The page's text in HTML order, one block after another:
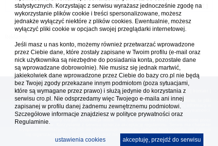
Usuń ciasteczka• Strefa czasowa: UTC + 1 (Polska - czas zimowy) [ DST
[reklama ] [
Platforma cro.pl© Chorwacja online™ wykorzystuje cookies do prawidłowego działania, te pliki
gromadzą na Twoim komputerze dane ułatwiające korzystanie z serwisu; więcej informacji w
Redakcja platformy cro.pl© Chorwacja online™ nie odpowiada za treści zamieszczone przez
użytkowników. Korzystanie z serwisu oznacza akceptację regulaminu. Serwis ma charakter
się organizacją imprez turystycznych oraz nie odpowiada za treść zamieszczonych reklam.
statystycznych. Korzystając z serwisu wyrażasz jednocześnie zgodę na
wykorzystanie plików cookie i treści spersonalizowane, możesz
jednakże wyłączyć niektóre z plików cookies. Ewentualnie, możesz
wyłączyć pliki cookie w opcjach swojej przeglądarki internetowej.
Jeśli masz u nas konto, możemy również przetwarzać wprowadzone
przez Ciebie dane, które zostały zapisane w Twoim profilu (e-mail oraz
nick użytkownika są niezbędne do posiadania konta, pozostałe dane
są wprowadzane dobrowolnie). Nie musisz się jednak martwić,
jakiekolwiek dane wprowadzone przez Ciebie do bazy cro.pl nie będą
bez Twojej zgody przekazane innym podmiotom (poza sytuacjami,
które są wymagane przez prawo) i służą jedynie do korzystania z
serwisu cro.pl. Nie odsprzedamy więc Twojego e-maila ani innej
zapisanej w profilu danej żadnemu zewnętrznemu podmiotowi.
Szczegółowe informacje znajdziesz w polityce prywatności oraz
Regulaminie.
akceptuję, przejdź do serwisu
ustawienia cookies